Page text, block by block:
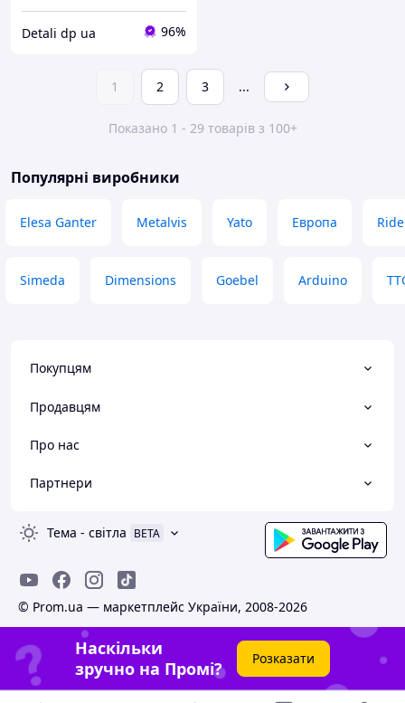
Detali dp ua 96%
1 2 3 ...
Показано 1 - 29 товарів з 100+
Популярні виробники
Elesa Ganter Metalvis Yato Европа
Simeda Dimensions Goebel Arduino
Покупцям
Продавцям
Про нас
Партнери
Тема - світла BETA
© Prom.ua — маркетплейс України, 2008-2026
Наскільки
зручно на Промі?
Розказати